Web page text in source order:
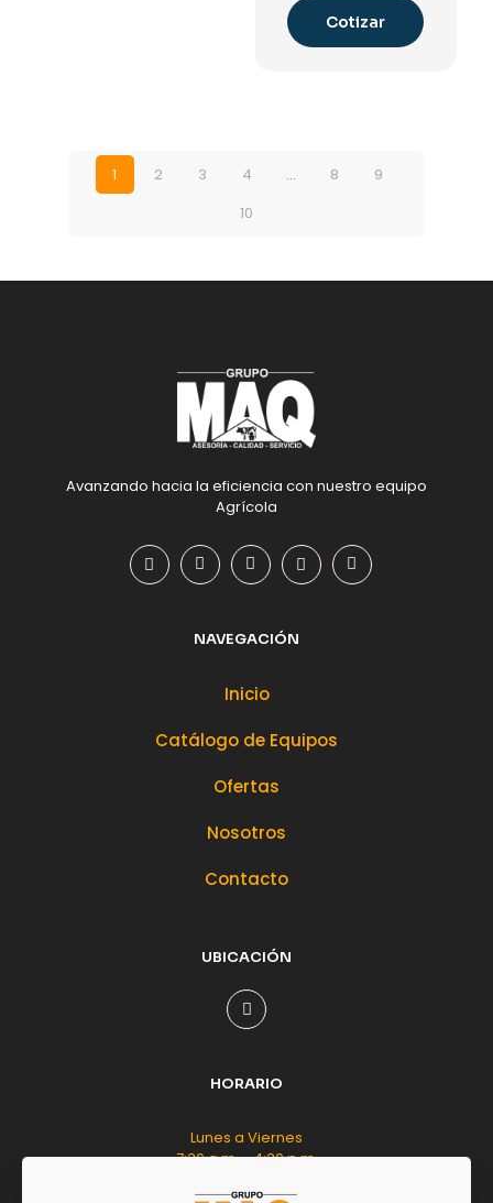
Cotizar
1 2 3 4 … 8
9
10
Avanzando hacia la eficiencia con nuestro equipo
Agrícola
NAVEGACIÓN
Inicio
Catálogo de Equipos
Ofertas
Nosotros
Contacto
UBICACIÓN
HORARIO
Lunes a Viernes
7:30 a.m. - 4:30 p.m.
Sábado